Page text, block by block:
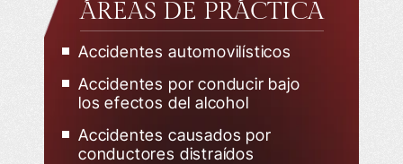
ÁREAS DE PRÁCTICA
Accidentes automovilísticos
Accidentes por conducir bajo
los efectos del alcohol
Accidentes causados por
conductores distraídos